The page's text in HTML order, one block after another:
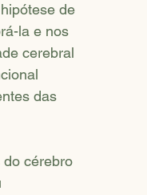
de
la e nos
cerebral
das
do cérebro